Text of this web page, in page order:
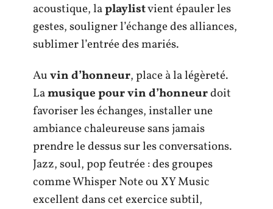
acoustique, laplaylistvient épauler les
gestes, souligner l’échange des alliances,
sublimer l’entrée des mariés.
Auvin d’honneur, place à la légèreté.
Lamusique pour vin d’honneurdoit
favoriser les échanges, installer une
ambiance chaleureuse sans jamais
prendre le dessus sur les conversations.
Jazz, soul, pop feutrée : des groupes
comme Whisper Note ou XY Music
excellent dans cet exercice subtil,